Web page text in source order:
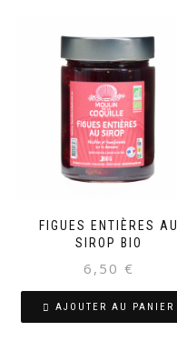
FIGUES ENTIÈRES AU
SIROP BIO
6,50 €
AJOUTER AU PANIER